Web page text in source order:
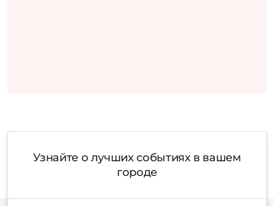
Узнайте о лучших событиях в вашем
городе